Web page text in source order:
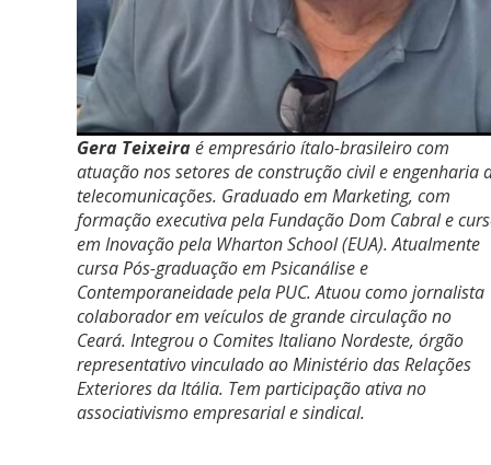
Gera Teixeiraé empresário ítalo-brasileiro com
atuação nos setores de construção civil e engenharia
telecomunicações. Graduado em Marketing, com
formação executiva pela Fundação Dom Cabral e
em Inovação pela Wharton School (EUA). Atualmente
cursa Pós-graduação em Psicanálise e
Contemporaneidade pela PUC. Atuou como jornalista
colaborador em veículos de grande circulação no
Ceará. Integrou o Comites Italiano Nordeste, órgão
representativo vinculado ao Ministério das Relações
Exteriores da Itália. Tem participação ativa no
associativismo empresarial e sindical.